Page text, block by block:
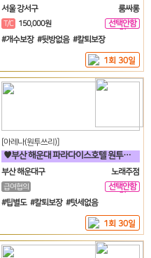
서울 강서구
룸싸롱
T/C 150,000원
선택안함
일
#개수보장 #뒷방없음 #칼퇴보장
1회 30일
[아레나(원투쓰리)]
♥️부산 해운대 파라다이스호텔 원투쓰리 클럽 영업진 구합니다♥️
부산 해운대구
노래주점
급여협의
선택안함
일
#팁별도 #칼퇴보장 #텃세없음
1회 30일